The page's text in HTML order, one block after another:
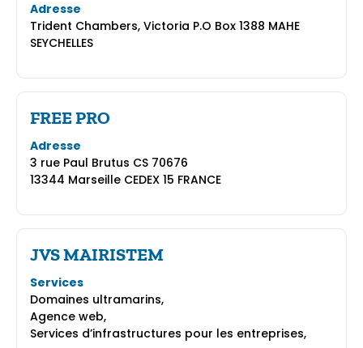
Adresse
Trident Chambers, Victoria P.O Box 1388 MAHE
SEYCHELLES
FREE PRO
Adresse
3 rue Paul Brutus CS 70676
13344 Marseille CEDEX 15 FRANCE
JVS MAIRISTEM
Services
Domaines ultramarins,
Agence web,
Services d’infrastructures pour les entreprises,